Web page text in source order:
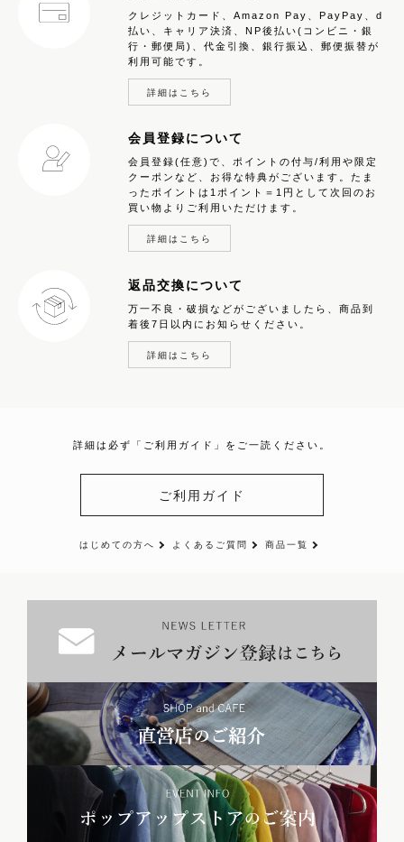
クレジットカード、Amazon Pay、PayPay、d
払い、キャリア決済、NP後払い(コンビニ・銀
行・郵便局)、代金引換、銀行振込、郵便振替が
利用可能です。
詳細はこちら
会員登録について
会員登録(任意)で、ポイントの付与/利用や限定
クーポンなど、お得な特典がございます。たま
ったポイントは1ポイント＝1円として次回のお
買い物よりご利用いただけます。
詳細はこちら
返品交換について
万一不良・破損などがございましたら、商品到
着後7日以内にお知らせください。
詳細はこちら
詳細は必ず「ご利用ガイド」をご一読ください。
ご利用ガイド
はじめての方へ よくあるご質問 商品一覧